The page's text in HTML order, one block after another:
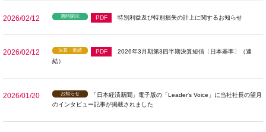
2026/02/12 適時開示 PDF 特別利益及び特別損失の計上に関するお知らせ
2026/02/12 決算・業績 PDF
2026年3月期第3四半期決算短信〔日本基準〕（連
結）
2026/01/20 お知らせ
「日本経済新聞」電子版の「Leader's Voice」に当社社長の望月
のインタビュー記事が掲載されました